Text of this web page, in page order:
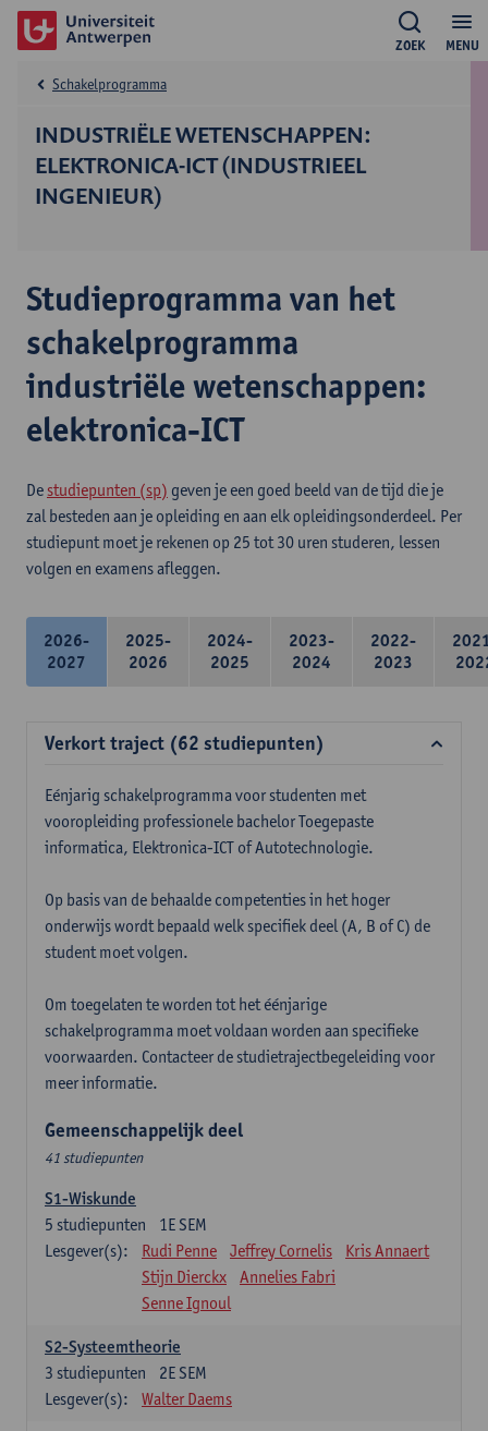
MENU
ZOEK
INDUSTRIËLE WETENSCHAPPEN:
ELEKTRONICA-ICT (INDUSTRIEEL
INGENIEUR)
Schakelprogramma
Studieprogramma van het
schakelprogramma
industriële wetenschappen:
elektronica-ICT
De studiepunten (sp) geven je een goed beeld van de tijd die je
zal besteden aan je opleiding en aan elk opleidingsonderdeel. Per
studiepunt moet je rekenen op 25 tot 30 uren studeren, lessen
volgen en examens afleggen.
2026-
2027
2025-
2026
2024-
2025
2023-
2024
2022-
2023
Verkort traject (62 studiepunten)
Eénjarig schakelprogramma voor studenten met
vooropleiding professionele bachelor Toegepaste
informatica, Elektronica-ICT of Autotechnologie.
Op basis van de behaalde competenties in het hoger
onderwijs wordt bepaald welk specifiek deel (A, B of C) de
student moet volgen.
Om toegelaten te worden tot het éénjarige
schakelprogramma moet voldaan worden aan specifieke
voorwaarden. Contacteer de studietrajectbegeleiding voor
meer informatie.
Gemeenschappelijk deel
41 studiepunten
S1-Wiskunde
1E SEM
5 studiepunten
Lesgever(s):
Rudi Penne Jeffrey Cornelis
Kris Annaert
Stijn Dierckx
Annelies Fabri
Senne Ignoul
S2-Systeemtheorie
2E SEM
3 studiepunten
Lesgever(s):
Walter Daems